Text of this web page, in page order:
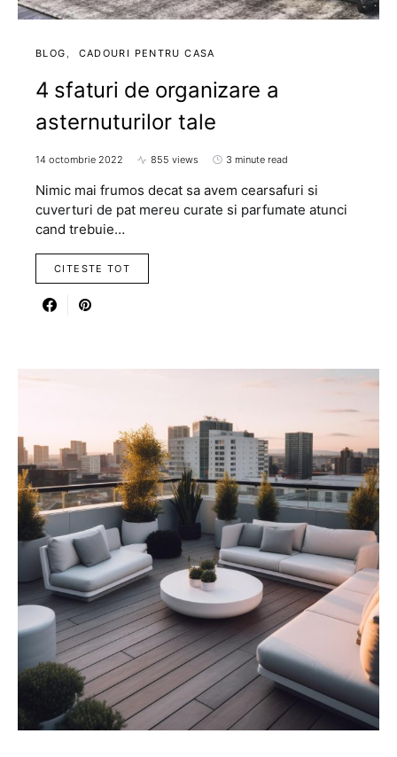
BLOG CADOURI PENTRU CASA
4 sfaturi de organizare a
asternuturilor tale
14 octombrie 2022 855 views 3 minute read
Nimic mai frumos decat sa avem cearsafuri si
cuverturi de pat mereu curate si parfumate atunci
cand trebuie…
CITESTE TOT